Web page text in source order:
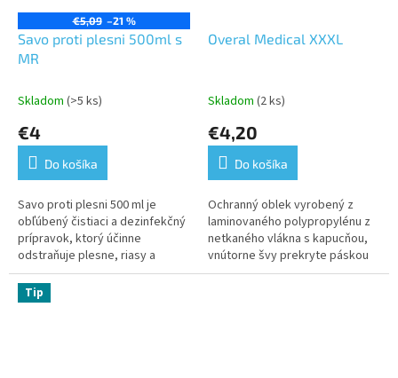
€5,09 –21 %
Savo proti plesni 500ml s
MR
Skladom (>5 ks)
€4
Do košíka
Savo proti plesni 500 ml je
obľúbený čistiaci a dezinfekčný
prípravok, ktorý účinne
odstraňuje plesne, riasy a
baktérie zo stien, kachličiek,
škár, plastových povrchov a
ďalších...
Overal Medical XXXL
Skladom (2 ks)
€4,20
Do košíka
Ochranný oblek vyrobený z
laminovaného polypropylénu z
netkaného vlákna s kapucňou,
vnútorne švy prekryte páskou
tavenou za tepla, elastické
Tip